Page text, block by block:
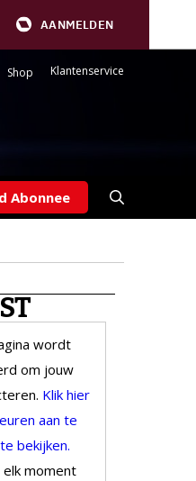
AANMELDEN
Shop Klantenservice
Abonnee
wordt
om jouw
Klik hier
aan te
bekijken.
elk moment